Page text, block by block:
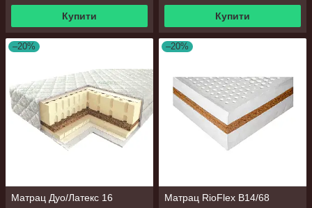
Купити Купити
–20%
Матрац Дуо/Латекс 16
–20%
Матрац RioFlex B14/68